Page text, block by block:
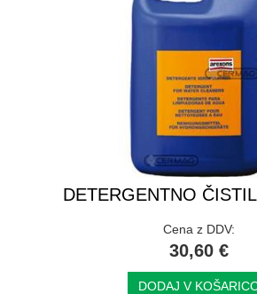
DETERGENTNO
Cena z DDV:
30,60 €
DODAJ V